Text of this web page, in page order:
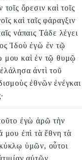
τοῖς ὄρεσιν καὶ τοῖς
καὶ ταῖς φάραγξιν
νάπαις Τάδε λέγει
Ἰδοὺ ἐγὼ ἐν τῷ
μου καὶ ἐν τῷ θυμῷ
ἀντὶ τοῦ
ἐθνῶν ἐνέγκαι
ἐγὼ ἀρῶ τὴν
μου ἐπὶ τὰ ἔθνη τὰ
ὑμῶν, οὗτοι
αὐτῶν